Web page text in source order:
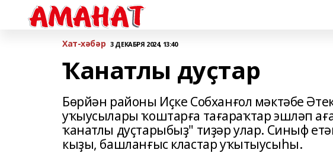
Хат-хәбәр 3 ДЕКАБРЯ 2024, 13:40
Ҡанатлы дуҫтар
Бөрйән районы Иҫке Собханғол мәктәбе
уҡыусылары ҡоштарға тағараҡтар эшләп
ҡанатлы дуҫтарыбыҙ" тиҙәр улар. Синыф
кыҙы, башланғыс кластар уҡытыусыһы.